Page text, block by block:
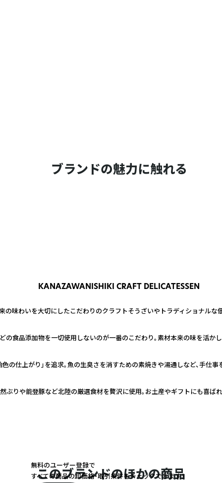
ブランドの魅力に触れる
KANAZAWANISHIKI CRAFT DELICATESSEN
の味わいを大切にしたこだわりのクラフトそうざいやトラディショナルな
の食品添加物を一切使用しないのが一番のこだわり。素材本来の味を活か
の仕上がり」を追求。魚の生臭さを消すための素焼きや湯通しなど、手仕
ぶりや能登豚など北陸の厳選食材を贅沢に使用。お土産やギフトにも喜ば
このブランドのほかの商品
無料のユーザー登録で
すべての商品の卸価格・取引条件をチェックできます！